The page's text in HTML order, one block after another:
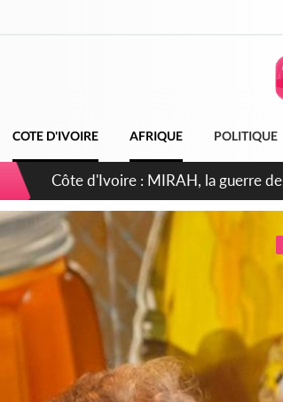
COTE D'IVOIRE AFRIQUE POLITIQUE
Côte d'Ivoire : Indépendance